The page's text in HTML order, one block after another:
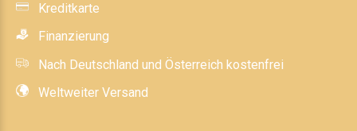
Kreditkarte
Finanzierung
Nach Deutschland und Österreich kostenfrei
Weltweiter Versand